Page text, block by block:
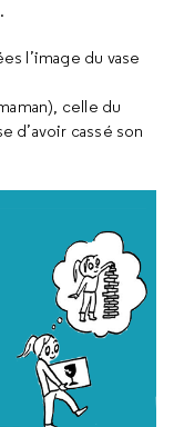
l’image du vase
celle du
d’avoir cassé son